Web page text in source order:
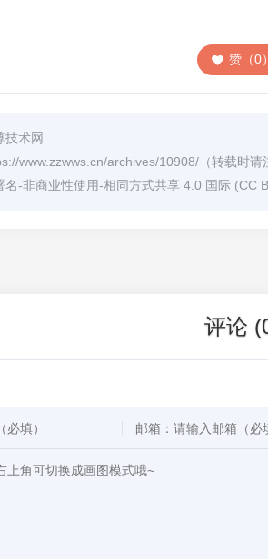
赞（0）
技术网
www.zzwws.cn/archives/10908/ （转载时
名-非商业性使用-相同方式共享 4.0 国际 (CC
评论